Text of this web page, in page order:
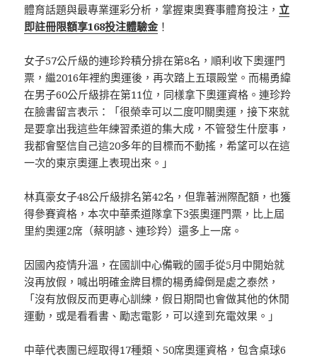
體育話題與最專業運彩分析，掌握東奧賽事體育投注， 立
即註冊限額享168投注體驗金！
女子57公斤級的連珍羚積分排在第8名，順利收下奧運門
票，繼2016年裡約奧運後，再次踏上五環殿堂。而楊勇緯
在男子60公斤級排在第11位，同樣拿下奧運資格。連珍羚
在臉書留言表示：「很榮幸可以二度叩關奧運，接下來就
是要拿出我這些年練習柔道的集大成，不管發生什麼事，
我都會堅信自己這20多年的目標而不動搖，希望可以在這
一次的東京奧運上表現出來。」
林真豪女子48公斤級排名第42名，但靠著洲際配額，也獲
得參賽資格，本次中華柔道隊拿下3張奧運門票，比上屆
里約奧運2席（蔡明諺、連珍羚）還多上一席。
因國內疫情升溫，在國訓中心備戰的國手從5月中開始就
沒再放假，喊出明確金牌目標的楊勇緯倒是處之泰然，
「沒有放假反而更專心訓練，假日期間也會做其他的休閒
運動，或是看看書、勵志電影，可以達到充電效果。」
中華代表團已經取得17種類、50席奧運資格，包含桌球6